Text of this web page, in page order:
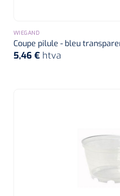
WIEGAND
Coupe pilule - bleu
5,46 € htva